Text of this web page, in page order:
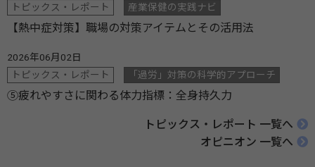
トピックス・レポート
産業保健の実践ナビ
【熱中症対策】職場の対策アイテムとその活用法
2026年06月02日
トピックス・レポート
「過労」対策の科学的アプローチ
⑤疲れやすさに関わる体力指標：全身持久力
トピックス・レポート 一覧へ
オピニオン 一覧へ